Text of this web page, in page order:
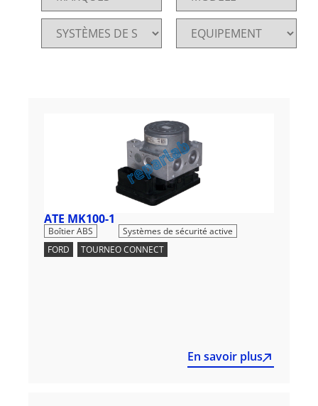
ATE MK100-1
Boîtier ABS
Systèmes de sécurité active
FORD
TOURNEO CONNECT
En savoir plus